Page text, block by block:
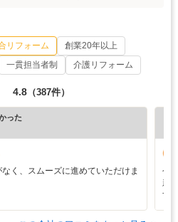
リフォーム
創業20年以上
一貫担当者制 介護リフォーム
4.8 （387件）
った
く、スムーズに進めていただけま
今
新
す